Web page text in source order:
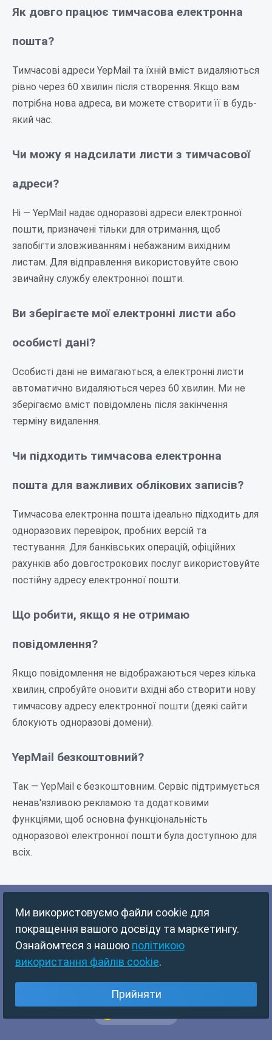
Як довго працює тимчасова електронна
пошта?
Тимчасові адреси YepMail та їхній вміст видаляються
рівно через 60 хвилин після створення. Якщо вам
потрібна нова адреса, ви можете створити її в будь-
який час.
Чи можу я надсилати листи з тимчасової
адреси?
Ні — YepMail надає одноразові адреси електронної
пошти, призначені тільки для отримання, щоб
запобігти зловживанням і небажаним вихідним
листам. Для відправлення використовуйте свою
звичайну службу електронної пошти.
Ви зберігаєте мої електронні листи або
особисті дані?
Особисті дані не вимагаються, а електронні листи
автоматично видаляються через 60 хвилин. Ми не
зберігаємо вміст повідомлень після закінчення
терміну видалення.
Чи підходить тимчасова електронна
пошта для важливих облікових записів?
Тимчасова електронна пошта ідеально підходить для
одноразових перевірок, пробних версій та
тестування. Для банківських операцій, офіційних
рахунків або довгострокових послуг використовуйте
постійну адресу електронної пошти.
Що робити, якщо я не отримаю
повідомлення?
Якщо повідомлення не відображаються через кілька
хвилин, спробуйте оновити вхідні або створити нову
тимчасову адресу електронної пошти (деякі сайти
блокують одноразові домени).
YepMail безкоштовний?
Так — YepMail є безкоштовним. Сервіс підтримується
ненав'язливою рекламою та додатковими
функціями, щоб основна функціональність
одноразової електронної пошти була доступною для
всіх.
15 ХВИЛИН ПОШТИ
КОНФІДЕНЦІЙНІСТЬ УМОВИ
Copyright © 2024 YepMail. All rights reserved.
Ми використовуємо файли cookie для
покращення вашого досвіду та маркетингу.
Ознайомтеся з нашою політикою
використання файлів cookie.
Прийняти